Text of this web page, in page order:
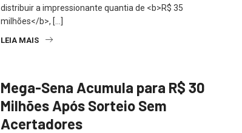
distribuir a impressionante quantia de <b>R$ 35
milhões</b>, […]
LEIA MAIS
Mega-Sena Acumula para R$ 30
Milhões Após Sorteio Sem
Acertadores